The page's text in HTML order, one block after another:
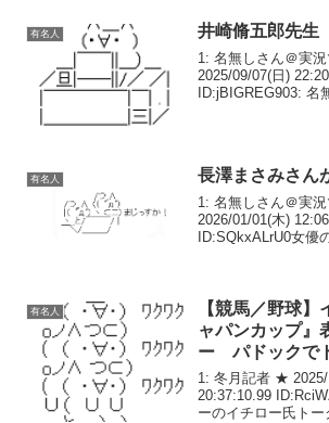
有名人 井崎脩五郎先生
1: 名無しさん＠実
2025/09/07(日)
ID:jBIGREG903: 名
有名人 長澤まさみさん
1: 名無しさん＠実
2026/01/01(木)
ID:SQkxALrU0女優
有名人
【競馬／野球
ャパンカップ』
ー パドックで
催 MCは元NHK
[冬月記者★]
1: 冬月記者 ★ 2025/
20:37:10.99
ーのイチロー氏トー